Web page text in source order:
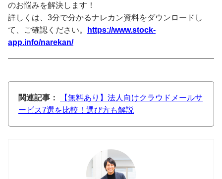
のお悩みを解決します！
詳しくは、3分で分かるナレカン資料をダウンロードし
て、ご確認ください。
https://www.stock-
app.info/narekan/
関連記事：
【無料あり】法人向けクラウドメールサ
ービス7選を比較！選び方も解説